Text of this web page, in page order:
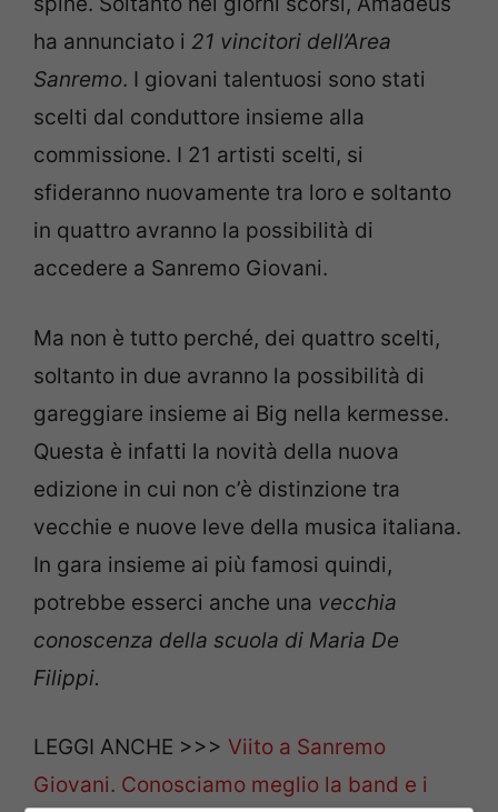
ha annunciato i 21 vincitori dell’Area
Sanremo. I giovani talentuosi sono stati
scelti dal conduttore insieme alla
commissione. I 21 artisti scelti, si
sfideranno nuovamente tra loro e soltanto
in quattro avranno la possibilità di
accedere a Sanremo Giovani.
Ma non è tutto perché, dei quattro scelti,
soltanto in due avranno la possibilità di
gareggiare insieme ai Big nella kermesse.
Questa è infatti la novità della nuova
edizione in cui non c’è distinzione tra
vecchie e nuove leve della musica italiana.
In gara insieme ai più famosi quindi,
potrebbe esserci anche una vecchia
conoscenza della scuola di Maria De
Filippi.
LEGGI ANCHE >>> Viito a Sanremo
Giovani. Conosciamo meglio la band e i